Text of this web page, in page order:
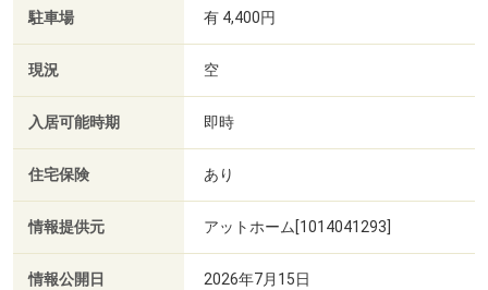
駐車場 有 4,400円
現況 空
入居可能時期 即時
住宅保険 あり
情報提供元 アットホーム[1014041293]
情報公開日 2026年7月15日